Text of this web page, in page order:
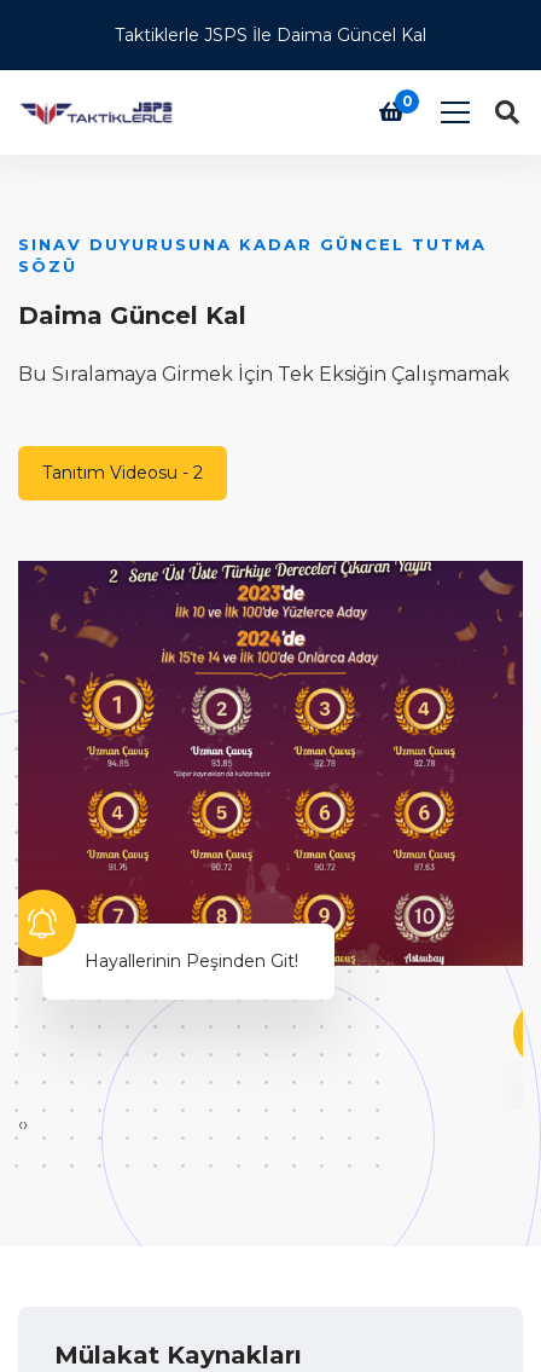
Taktiklerle JSPS İle Daima Güncel Kal
0
SINAV DUYURUSUNA KADAR GÜNCEL TUTMA
SÖZÜ
Daima Güncel Kal
Bu Sıralamaya Girmek İçin Tek Eksiğin Çalışmamak
Tanıtım Videosu - 2
Hayallerinin Peşinden Git!
‹›
Mülakat Kaynakları